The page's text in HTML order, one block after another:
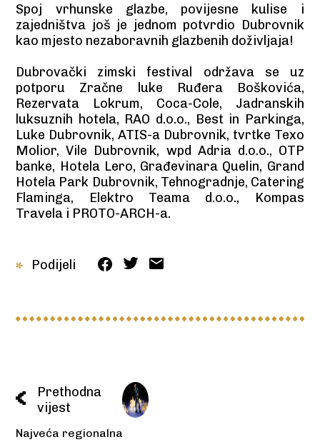
Spoj vrhunske glazbe, povijesne kulise i
zajedništva još je jednom potvrdio Dubrovnik
kao mjesto nezaboravnih glazbenih doživljaja!
Dubrovački zimski festival održava se uz
potporu Zračne luke Ruđera Boškovića,
Rezervata Lokrum, Coca-Cole, Jadranskih
luksuznih hotela, RAO d.o.o., Best in Parkinga,
Luke Dubrovnik, ATIS-a Dubrovnik, tvrtke Texo
Molior, Vile Dubrovnik, wpd Adria d.o.o., OTP
banke, Hotela Lero, Građevinara Quelin, Grand
Hotela Park Dubrovnik, Tehnogradnje, Catering
Flaminga, Elektro Teama d.o.o., Kompas
Travela i PROTO-ARCH-a.
Podijeli
Prethodna
vijest
Najveća regionalna